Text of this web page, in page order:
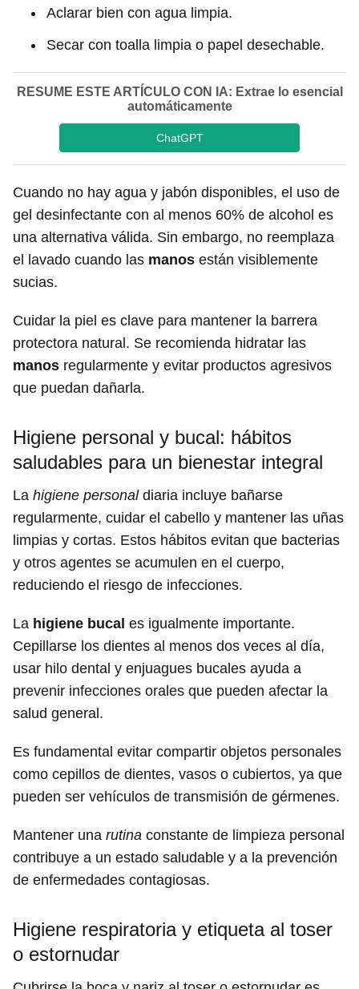
Aclarar bien con agua limpia.
Secar con toalla limpia o papel desechable.
RESUME ESTE ARTÍCULO CON IA: Extrae lo esencial
automáticamente
ChatGPT
Cuando no hay agua y jabón disponibles, el uso de
gel desinfectante con al menos 60% de alcohol es
una alternativa válida. Sin embargo, no reemplaza
el lavado cuando las manos están visiblemente
sucias.
Cuidar la piel es clave para mantener la barrera
protectora natural. Se recomienda hidratar las
manos regularmente y evitar productos agresivos
que puedan dañarla.
Higiene personal y bucal: hábitos
saludables para un bienestar integral
La higiene personaldiaria incluye bañarse
regularmente, cuidar el cabello y mantener las uñas
limpias y cortas. Estos hábitos evitan que bacterias
y otros agentes se acumulen en el cuerpo,
reduciendo el riesgo de infecciones.
La higiene bucal es igualmente importante.
Cepillarse los dientes al menos dos veces al día,
usar hilo dental y enjuagues bucales ayuda a
prevenir infecciones orales que pueden afectar la
salud general.
Es fundamental evitar compartir objetos personales
como cepillos de dientes, vasos o cubiertos, ya que
pueden ser vehículos de transmisión de gérmenes.
Mantener una rutina constante de limpieza personal
contribuye a un estado saludable y a la prevención
de enfermedades contagiosas.
Higiene respiratoria y etiqueta al toser
o estornudar